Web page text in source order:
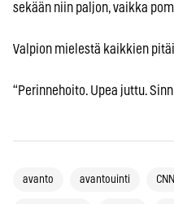
sekään niin paljon, vaikka
Valpion mielestä kaikkien
“Perinnehoito. Upea juttu.
avanto avantouinti